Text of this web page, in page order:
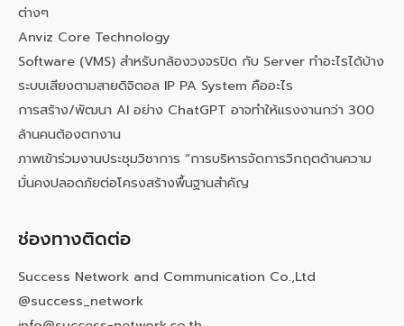
ต่างๆ
Anviz Core Technology
Software (VMS) สำหรับกล้องวงจรปิด กับ Server ทำอะไรได้บ้าง
ระบบเสียงตามสายดิจิตอล IP PA System คืออะไร
การสร้าง/พัฒนา AI อย่าง ChatGPT อาจทำให้แรงงานกว่า 300
ล้านคนต้องตกงาน
ภาพเข้าร่วมงานประชุมวิชาการ “การบริหารจัดการวิกฤตด้านความ
มั่นคงปลอดภัยต่อโครงสร้างพื้นฐานสำคัญ
ช่องทางติดต่อ
Success Network and Communication Co.,Ltd
@success_network